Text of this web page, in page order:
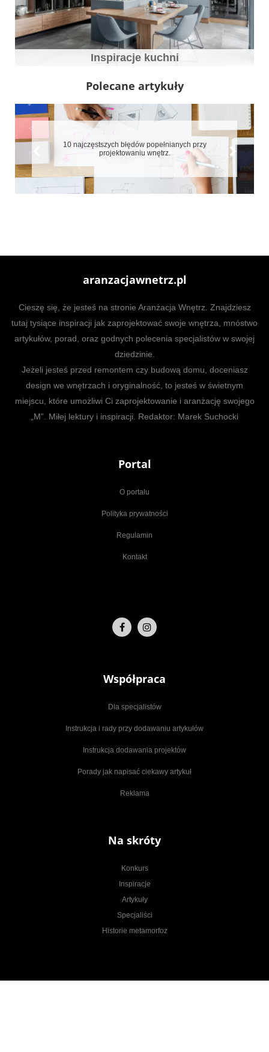
Inspiracje kuchni
Polecane artykuły
przy
7 błędów które zepsują aranżację
aranzacjawnetrz.pl
Cieszę się, że jesteś na stronie Aranżacja Wnętrz. Znajdziesz
tutaj tysiące inspiracji jak zaprojektować swoje wnętrza, mnóstwo
artykułów, porad, oraz godnych polecenia specjalistów w swojej
dziedzinie.
Jeżeli jesteś przed remontem czy budową domu, doceniasz
design we wnętrzach i oryginalność, to jesteś w świetnym
miejscu, które umożliwi Ci zaprojektowanie i aranżację swojego
„M”. Miłej lektury i inspiracji. Redaktor: Marek Suchocki
Portal
O portalu
Polityka prywatności
Regulamin
Kontakt
Współpraca
Dla specjalistów
Instrukcja i rady przy dodawaniu artykułów
Instrukcja dodawania projektów
Porady jak napisać ciekawy artykuł
Reklama
Na skróty
Konkurs
Inspiracje
Artykuły
Specjaliści
Historie metamorfoz